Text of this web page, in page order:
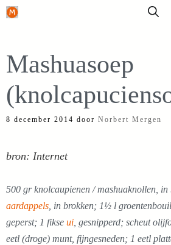
Ga
inhoud
Mashuasoep
8 december 2014 door Norbert Mergen
bron: Internet
500 gr knolcaupienen / mashuaknollen,
aardappels, in brokken; 1½ l
geperst; 1 fikse ui, gesnipperd; scheut
eetl (droge) munt, fijngesneden; 1 eetl